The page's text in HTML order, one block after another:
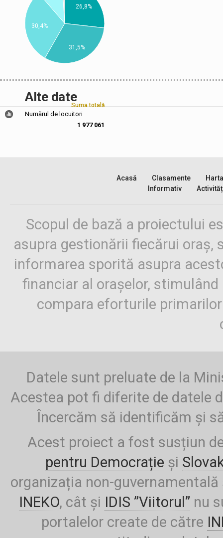
26,8%
30,4%
31,5%
Alte date
Suma totală
Numărul de locuitori
1 977 061
Acasă Clasamente
Harta
Informativ
Scopul de bază a proiectului
asupra gestionării fiecărui oraș,
informarea sporită asupra
financiar al orașelor,
compara eforturile
Datele sunt preluate de la
Acestea pot fi diferite de datele
Încercăm să identificăm și
Acest proiect a fost susțiun
pentru Democrație și
organizația non-
INEKO, cât și IDIS ”Viitorul” nu
portalelor create de către